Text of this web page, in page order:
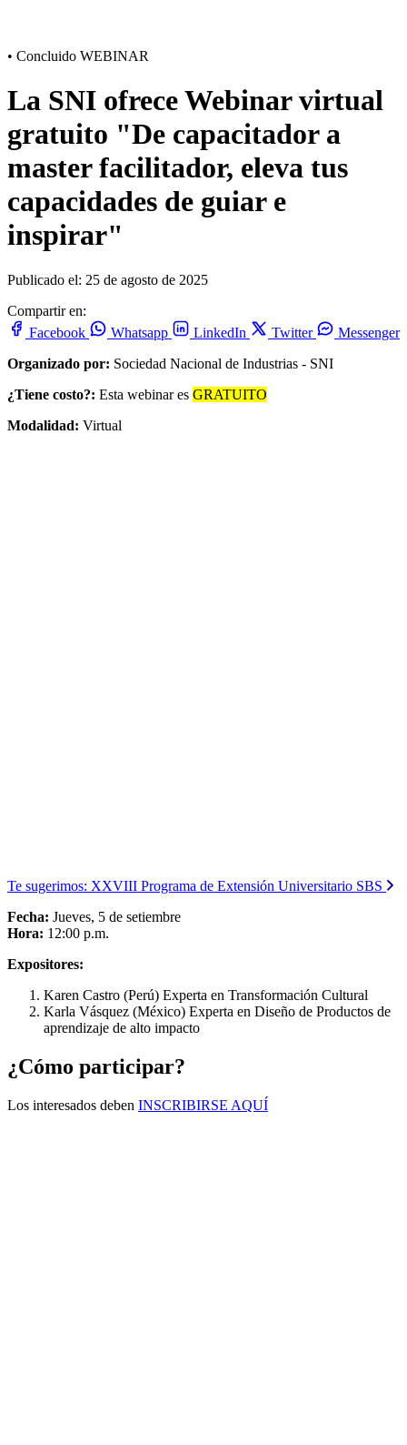
• Concluido WEBINAR
La SNI ofrece Webinar virtual
gratuito "De capacitador a
master facilitador, eleva tus
capacidades de guiar e
inspirar"
Publicado el: 25 de agosto de 2025
Compartir en:
Facebook
Whatsapp LinkedIn Twitter
Messenger
Organizado por: Sociedad Nacional de Industrias - SNI
¿Tiene costo?: Esta webinar es GRATUITO
Modalidad: Virtual
Te sugerimos: XXVIII Programa de Extensión Universitario SBS
Fecha: Jueves, 5 de setiembre
Hora: 12:00 p.m.
Expositores:
Karen Castro (Perú) Experta en Transformación Cultural
Karla Vásquez (México) Experta en Diseño de Productos de
aprendizaje de alto impacto
¿Cómo participar?
Los interesados deben INSCRIBIRSE AQUÍ